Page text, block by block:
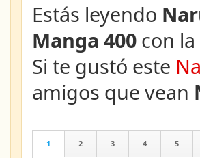
Estás leyendo
Manga 400 con
Si te gustó este
amigos que vean
1 2 3 4 5